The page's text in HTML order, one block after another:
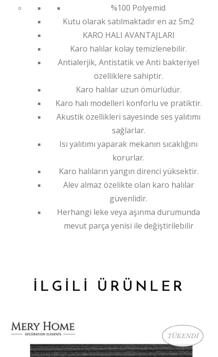
%100 Polyemid
Kutu olarak satılmaktadır en az 5m2
KARO HALI AVANTAJLARI
Karo halılar kolay temizlenebilir.
Antialerjik, Antistatik ve Anti bakteriyel
özelliklere sahiptir.
Karo halılar uzun ömürlüdür.
Karo halı modelleri konforlu ve pratiktir.
Akustik özellikleri sayesinde ses yalıtımı
sağlarlar.
Isı yalıtımı yaparak mekanın sıcaklığını
korurlar.
Karo halıların yangın direnci yüksektir.
Alev almaz özelikte olan karo halılar
güvenlidir.
Herhangi leke veya aşınma durumunda
mevut parça yenisi ile değiştirilebilir
İLGİLİ ÜRÜNLER
TÜKENDİ